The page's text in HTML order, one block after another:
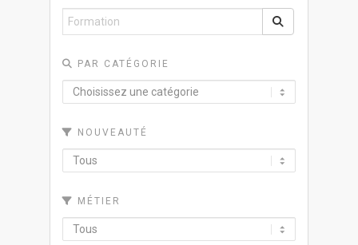
PAR CATÉGORIE
NOUVEAUTÉ
MÉTIER